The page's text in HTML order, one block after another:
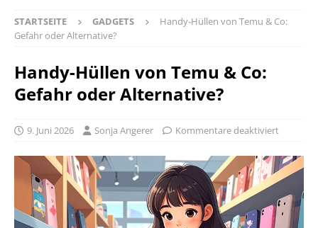
STARTSEITE GADGETS
Handy-Hüllen von Temu & Co:
Gefahr oder Alternative?
Handy-Hüllen von Temu & Co:
Gefahr oder Alternative?
9. Juni 2026 Sonja Angerer Kommentare deaktiviert